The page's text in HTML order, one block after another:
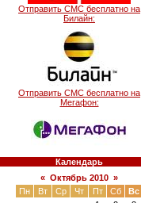
Отправить СМС бесплатно на
Билайн:
Отправить СМС бесплатно на
Мегафон:
Календарь
« Октябрь 2010 »
Пн
Вт Ср Чт Пт Сб
Вс